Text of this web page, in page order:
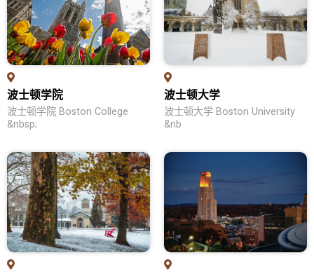
教育优势
学位申请
留学生活
问答集
英国留学
各校列表
教育优势
学位申请
波士顿学院
波士顿学院 Boston College
&nbsp;
波士顿大学
波士顿大学 Boston University
&nb